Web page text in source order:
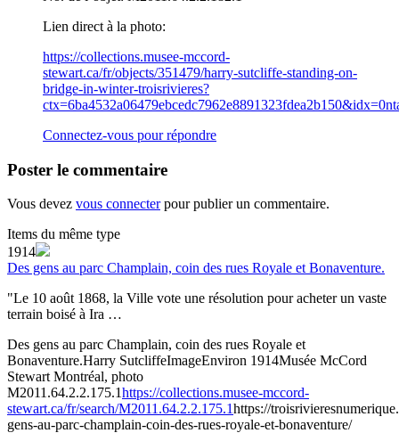
Lien direct à la photo:
https://collections.musee-mccord-
stewart.ca/fr/objects/351479/harry-sutcliffe-standing-on-
bridge-in-winter-troisrivieres?
Connectez-vous pour répondre
Poster le commentaire
Vous devez vous connecterpour publier un commentaire.
Items du même type
1914
Des gens au parc Champlain, coin des rues Royale et Bonaventure.
"Le 10 août 1868, la Ville vote une résolution pour acheter un vaste
terrain boisé à Ira …
Des gens au parc Champlain, coin des rues Royale et
Bonaventure.Harry SutcliffeImageEnviron 1914Musée McCord
Stewart Montréal, photo
M2011.64.2.2.175.1https://collections.musee-mccord-
stewart.ca/fr/search/M2011.64.2.2.175.1https://
gens-au-parc-champlain-coin-des-rues-royale-et-bonaventure/